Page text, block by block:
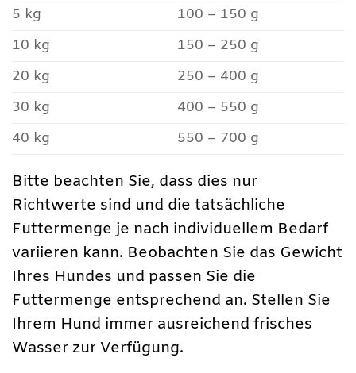
5 kg
100 – 150 g
10 kg
150 – 250 g
20 kg
250 – 400 g
30 kg
400 – 550 g
40 kg
550 – 700 g
Bitte beachten Sie, dass dies nur
Richtwerte sind und die tatsächliche
Futtermenge je nach individuellem Bedarf
variieren kann. Beobachten Sie das Gewicht
Ihres Hundes und passen Sie die
Futtermenge entsprechend an. Stellen Sie
Ihrem Hund immer ausreichend frisches
Wasser zur Verfügung.